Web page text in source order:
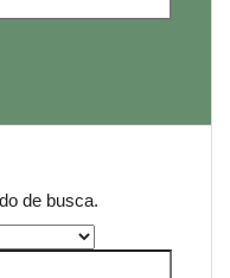
de busca.